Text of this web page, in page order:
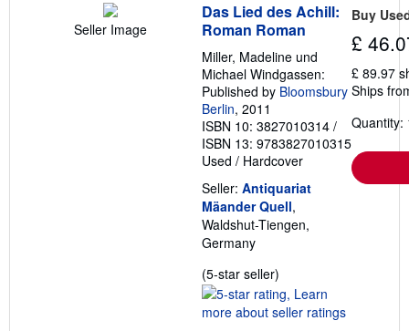
Seller Image
Das Lied des Achill:
Roman Roman
Miller, Madeline und
Michael Windgassen:
Published by Bloomsbury
Berlin, 2011
ISBN 10: 3827010314 /
ISBN 13: 9783827010315
Used / Hardcover
Seller: Antiquariat
Mäander Quell,
Waldshut-Tiengen,
Germany
(5-star seller)
rating
5
Buy
£
£ 89.97
Ships
Quantity: